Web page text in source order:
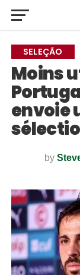
SELEÇÃO
Moins
envoie
by